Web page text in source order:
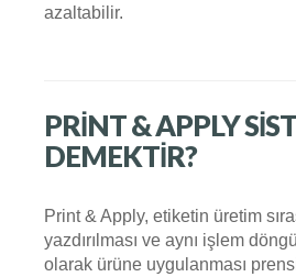
azaltabilir.
PRINT & APPLY
DEMEKTIR?
Print & Apply, etiketin üretim
yazdırılması ve aynı işlem
olarak ürüne uygulanması